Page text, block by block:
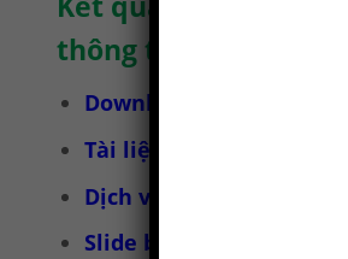
thông tin.
Download bài kiểm tra
Tài liệu huấn luyện an
Dịch vụ huấn luyện an
Slide bài giảng huấn